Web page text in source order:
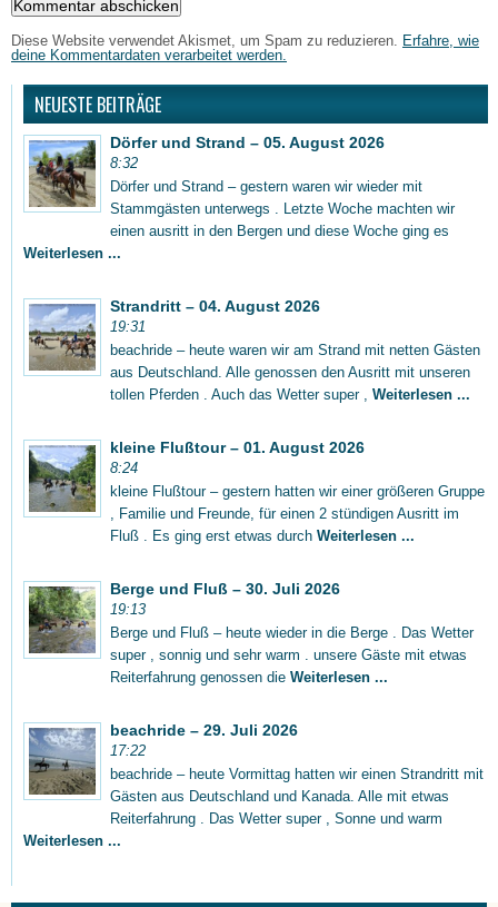
Diese Website verwendet Akismet, um Spam zu reduzieren. Erfahre, wie
deine Kommentardaten verarbeitet werden.
NEUESTE BEITRÄGE
Dörfer und Strand – 05. August 2026
8:32
Dörfer und Strand – gestern waren wir wieder mit
Stammgästen unterwegs . Letzte Woche machten wir
einen ausritt in den Bergen und diese Woche ging es
Weiterlesen ...
Strandritt – 04. August 2026
19:31
beachride – heute waren wir am Strand mit netten Gästen
aus Deutschland. Alle genossen den Ausritt mit unseren
tollen Pferden . Auch das Wetter super , Weiterlesen ...
kleine Flußtour – 01. August 2026
8:24
kleine Flußtour – gestern hatten wir einer größeren Gruppe
, Familie und Freunde, für einen 2 stündigen Ausritt im
Fluß . Es ging erst etwas durch Weiterlesen ...
Berge und Fluß – 30. Juli 2026
19:13
Berge und Fluß – heute wieder in die Berge . Das Wetter
super , sonnig und sehr warm . unsere Gäste mit etwas
Reiterfahrung genossen die Weiterlesen ...
beachride – 29. Juli 2026
17:22
beachride – heute Vormittag hatten wir einen Strandritt mit
Gästen aus Deutschland und Kanada. Alle mit etwas
Reiterfahrung . Das Wetter super , Sonne und warm
Weiterlesen ...